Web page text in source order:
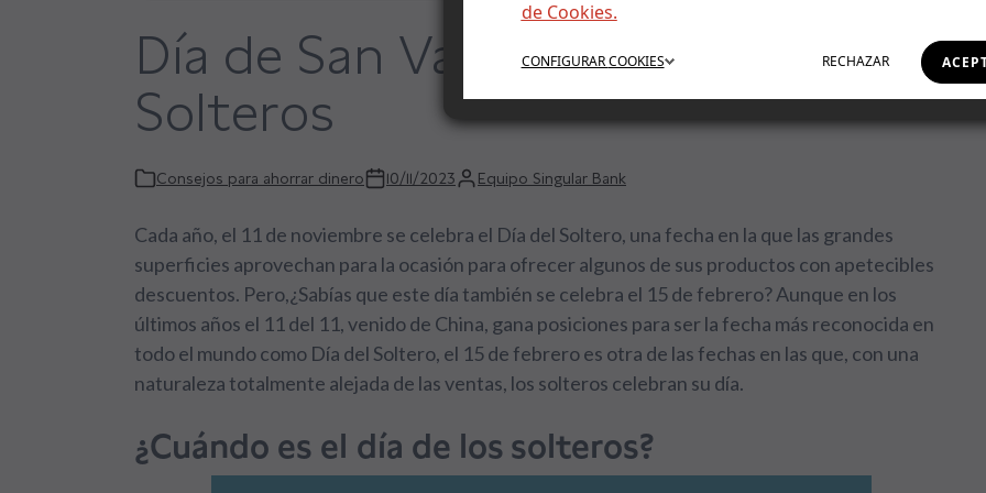
de Cookies.
RECHAZAR
CONFIGURARCOOKIES
Día de San Valentín y Día de los
Solteros
Consejos para ahorrar dinero 10/11/2023 Equipo Singular Bank
Cada año, el 11 de noviembre se celebra el Día del Soltero, una fecha en la que las grandes
superficies aprovechan para la ocasión para ofrecer algunos de sus productos con apetecibles
descuentos. Pero,¿Sabías que este día también se celebra el 15 de febrero? Aunque en los
últimos años el 11 del 11, venido de China, gana posiciones para ser la fecha más reconocida en
todo el mundo como Día del Soltero, el 15 de febrero es otra de las fechas en las que, con una
naturaleza totalmente alejada de las ventas, los solteros celebran su día.
¿Cuándo es el día de los solteros?